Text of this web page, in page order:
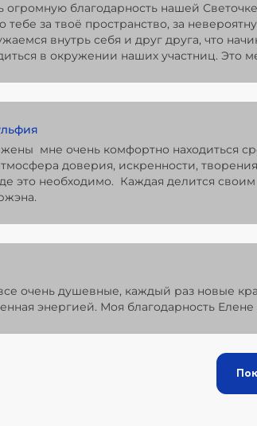
огромную благодарность нашей
тебе за твоё пространство, за
внутрь себя и друг друга, что
в окружении наших участниц. Это
мне очень комфортно находиться
доверия, искренности,
это необходимо. Каждая делится
очень душевные, каждый раз новые
энергией. Моя благодарность Елене